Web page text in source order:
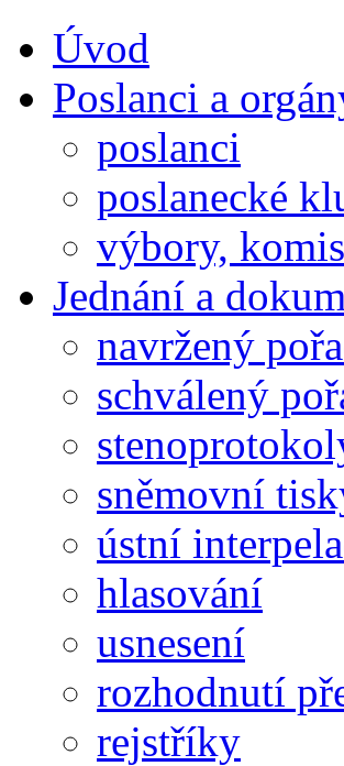
Úvod
Poslanci a
poslanci
poslanecké
výbory,
Jednání a
navržený
schválený
sněmovní
ústní
hlasování
usnesení
rozhodnutí
rejstříky